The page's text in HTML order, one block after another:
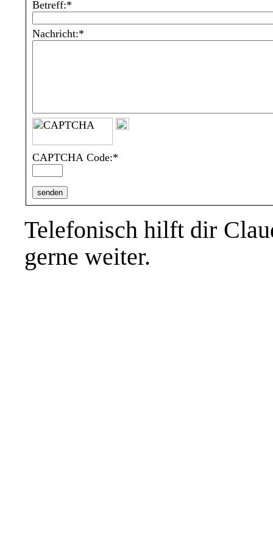
Betreff:*
Nachricht:*
CAPTCHA Code:*
Telefonisch hilft dir
gerne weiter.